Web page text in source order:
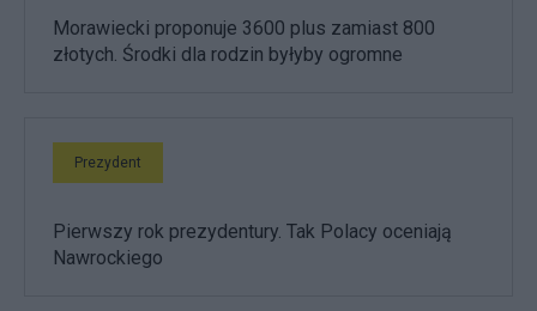
Morawiecki proponuje 3600 plus zamiast 800
złotych. Środki dla rodzin byłyby ogromne
Prezydent
Pierwszy rok prezydentury. Tak Polacy oceniają
Nawrockiego